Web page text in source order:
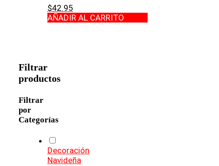
$42.95
AÑADIR AL CARRITO
Filtrar
productos
Filtrar
por
Categorías
Decoración
Navideña